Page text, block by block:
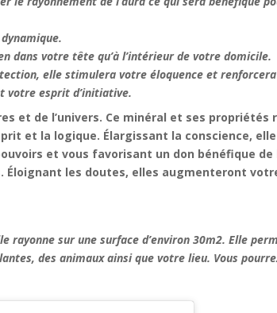
dans votre tête qu’à l’intérieur de votre domicile.
elle stimulera votre éloquence et
votre esprit d’initiative.
et de l’univers. Ce minéral et ses propriétés
et la logique. Élargissant la conscience,
et vous favorisant un don bénéfique de
les doutes, elles augmenteront
rayonne sur une surface d’environ 30m2. Elle
des animaux ainsi que votre lieu. Vous